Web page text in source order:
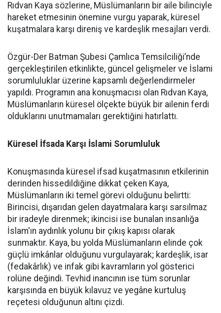
Rıdvan Kaya sözlerine, Müslümanların bir aile bilinciyle
hareket etmesinin önemine vurgu yaparak, küresel
kuşatmalara karşı direniş ve kardeşlik mesajları verdi.
Özgür-Der Batman Şubesi Çamlıca Temsilciliği’nde
gerçekleştirilen etkinlikte, güncel gelişmeler ve İslami
sorumluluklar üzerine kapsamlı değerlendirmeler
yapıldı. Programın ana konuşmacısı olan Rıdvan Kaya,
Müslümanların küresel ölçekte büyük bir ailenin ferdi
olduklarını unutmamaları gerektiğini hatırlattı.
Küresel İfsada Karşı İslami Sorumluluk
Konuşmasında küresel ifsad kuşatmasının etkilerinin
derinden hissedildiğine dikkat çeken Kaya,
Müslümanların iki temel görevi olduğunu belirtti:
Birincisi, dışarıdan gelen dayatmalara karşı sarsılmaz
bir iradeyle direnmek; ikincisi ise bunalan insanlığa
İslam'ın aydınlık yolunu bir çıkış kapısı olarak
sunmaktır. Kaya, bu yolda Müslümanların elinde çok
güçlü imkânlar olduğunu vurgulayarak; kardeşlik, isar
(fedakârlık) ve infak gibi kavramların yol gösterici
rolüne değindi. Tevhid inancının ise tüm sorunlar
karşısında en büyük kılavuz ve yegâne kurtuluş
reçetesi olduğunun altını çizdi.